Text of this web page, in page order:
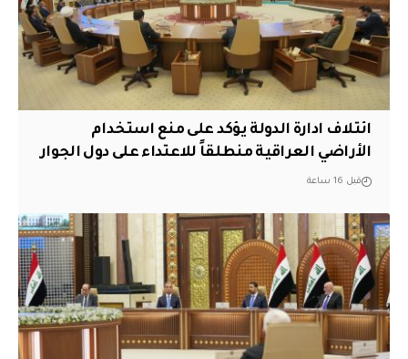
ائتلاف ادارة الدولة يؤكد على منع استخدام
الأراضي العراقية منطلقاً للاعتداء على دول الجوار
قبل 16 ساعة